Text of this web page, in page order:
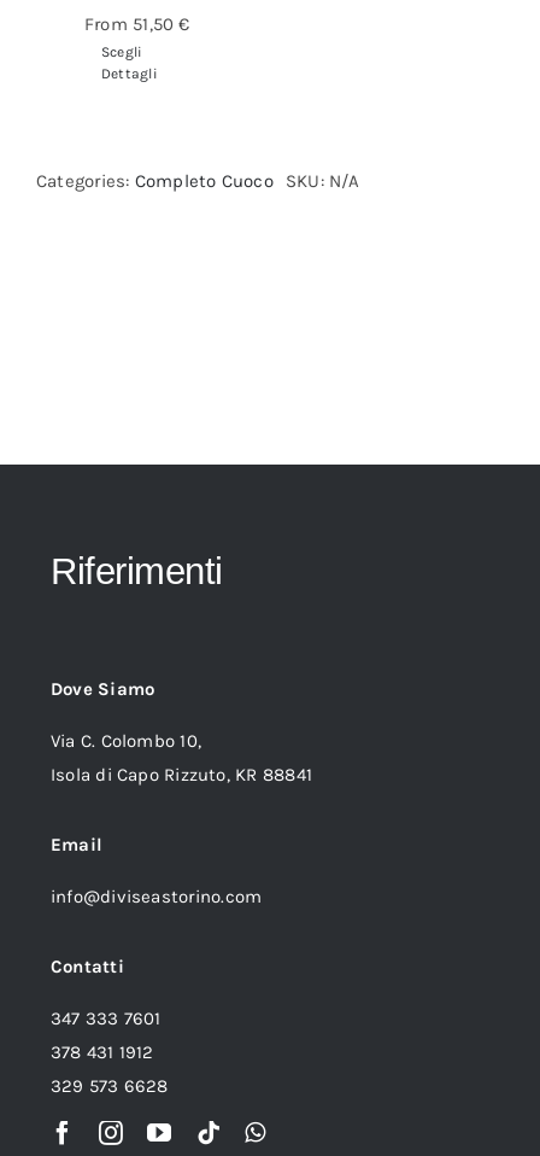
From 51,50€
Scegli
Dettagli
Categories: Completo Cuoco SKU: N/A
Riferimenti
Dove Siamo
Via C. Colombo 10,
Isola di Capo Rizzuto, KR 88841
Email
info@diviseastorino.com
Contatti
347 333 7601
378 431 1912
329 573 6628